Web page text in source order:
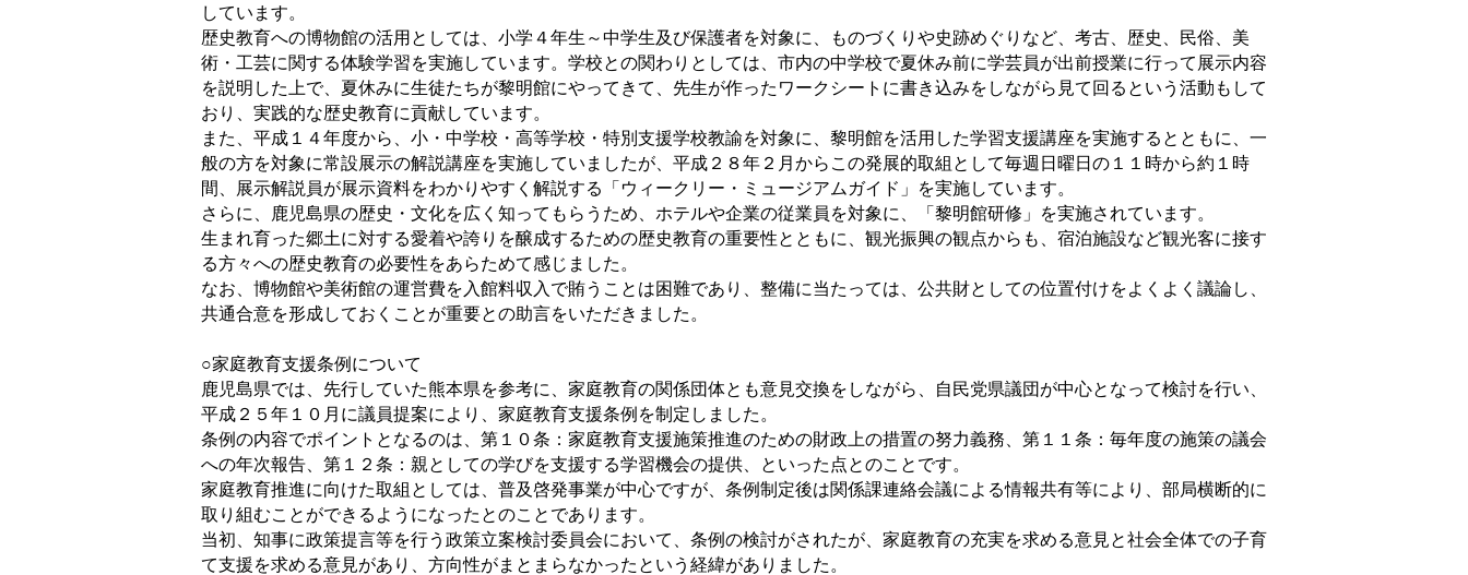
しています。
歴史教育への博物館の活用としては、小学４年生～中学生及び保護者を対象に、ものづくりや史跡めぐりなど、考古、歴史、民俗、美
術・工芸に関する体験学習を実施しています。学校との関わりとしては、市内の中学校で夏休み前に学芸員が出前授業に行って展示内容
を説明した上で、夏休みに生徒たちが黎明館にやってきて、先生が作ったワークシートに書き込みをしながら見て回るという活動もして
おり、実践的な歴史教育に貢献しています。
また、平成１４年度から、小・中学校・高等学校・特別支援学校教諭を対象に、黎明館を活用した学習支援講座を実施するとともに、一
般の方を対象に常設展示の解説講座を実施していましたが、平成２８年２月からこの発展的取組として毎週日曜日の１１時から約１時
間、展示解説員が展示資料をわかりやすく解説する「ウィークリー・ミュージアムガイド」を実施しています。
さらに、鹿児島県の歴史・文化を広く知ってもらうため、ホテルや企業の従業員を対象に、「黎明館研修」を実施されています。
生まれ育った郷土に対する愛着や誇りを醸成するための歴史教育の重要性とともに、観光振興の観点からも、宿泊施設など観光客に接す
る方々への歴史教育の必要性をあらためて感じました。
なお、博物館や美術館の運営費を入館料収入で賄うことは困難であり、整備に当たっては、公共財としての位置付けをよくよく議論し、
共通合意を形成しておくことが重要との助言をいただきました。
○家庭教育支援条例について
鹿児島県では、先行していた熊本県を参考に、家庭教育の関係団体とも意見交換をしながら、自民党県議団が中心となって検討を行い、
平成２５年１０月に議員提案により、家庭教育支援条例を制定しました。
条例の内容でポイントとなるのは、第１０条：家庭教育支援施策推進のための財政上の措置の努力義務、第１１条：毎年度の施策の議会
への年次報告、第１２条：親としての学びを支援する学習機会の提供、といった点とのことです。
家庭教育推進に向けた取組としては、普及啓発事業が中心ですが、条例制定後は関係課連絡会議による情報共有等により、部局横断的に
取り組むことができるようになったとのことであります。
当初、知事に政策提言等を行う政策立案検討委員会において、条例の検討がされたが、家庭教育の充実を求める意見と社会全体での子育
て支援を求める意見があり、方向性がまとまらなかったという経緯がありました。